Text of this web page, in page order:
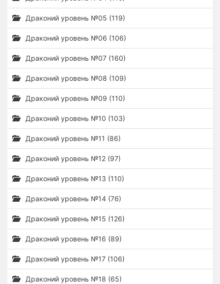
Драконий уровень №05 (119)
Драконий уровень №06 (106)
Драконий уровень №07 (160)
Драконий уровень №08 (109)
Драконий уровень №09 (110)
Драконий уровень №10 (103)
Драконий уровень №11 (86)
Драконий уровень №12 (97)
Драконий уровень №13 (110)
Драконий уровень №14 (76)
Драконий уровень №15 (126)
Драконий уровень №16 (89)
Драконий уровень №17 (106)
Драконий уровень №18 (65)